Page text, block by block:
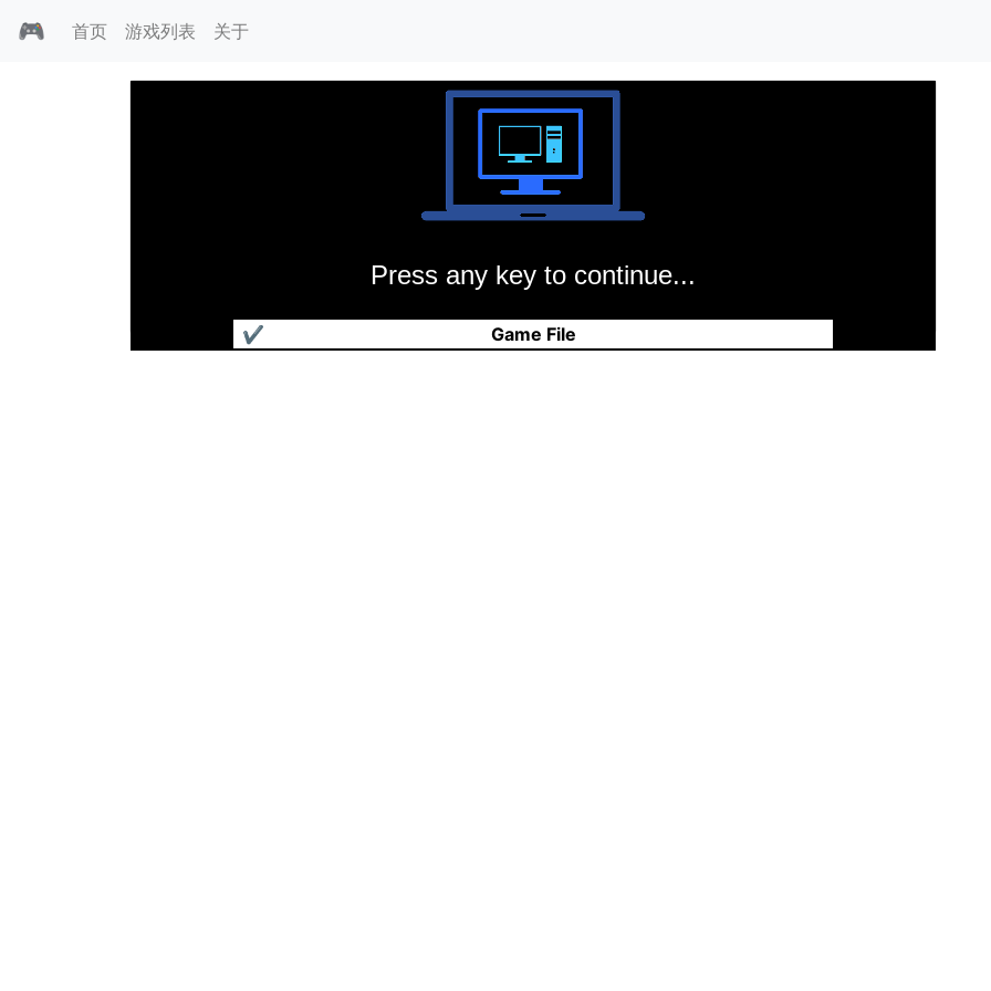
🎮 首页 游戏列表 关于
Press any key to continue...
Game File
✔